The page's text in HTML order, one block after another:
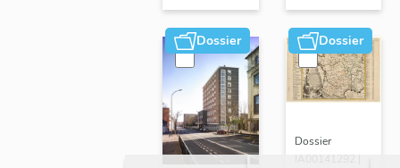
liturgiques
en
Auvergne
de
Thiers"
Dossier Dossier
Dossier
IA00141292 |